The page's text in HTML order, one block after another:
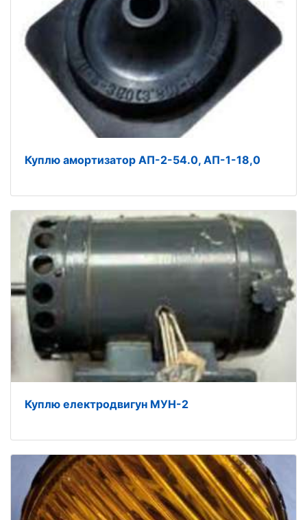
Куплю амортизатор АП-2-54.0, АП-1-18,0
Куплю електродвигун МУН-2